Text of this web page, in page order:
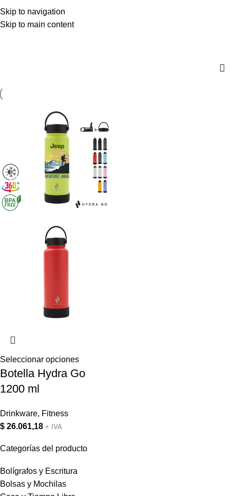
Skip to navigation
Skip to main content
Menú
Categorías del producto
Bolígrafos y Escritura
Bolsas y Mochilas
Seleccionar opciones
Botella Hydra Go
1200 ml
Drinkware, Fitness
$ 26.061,18 + IVA